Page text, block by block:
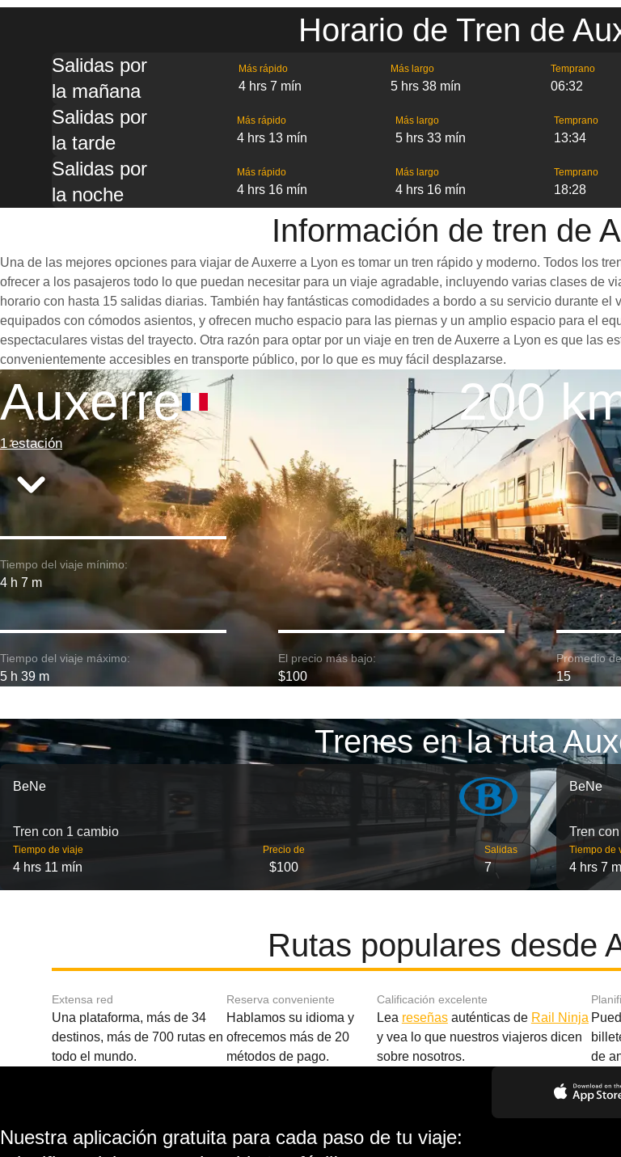
Horario de Tren de
Salidas por
la mañana
Más rápido
4 hrs 7 mín
Más largo
5 hrs 38 mín
Temprano
06:32
Salidas por
la tarde
Más rápido
4 hrs 13 mín
Más largo
5 hrs 33 mín
Temprano
13:34
Salidas por
la noche
Más rápido
4 hrs 16 mín
Más largo
4 hrs 16 mín
Temprano
18:28
Información de tren de
Una de las mejores opciones para viajar de Auxerre a Lyon es tomar un tren rápido y moderno. Todos los
ofrecer a los pasajeros todo lo que puedan necesitar para un viaje agradable, incluyendo varias clases de
horario con hasta 15 salidas diarias. También hay fantásticas comodidades a bordo a su servicio durante
equipados con cómodos asientos, y ofrecen mucho espacio para las piernas y un amplio espacio para el
espectaculares vistas del trayecto. Otra razón para optar por un viaje en tren de Auxerre a Lyon es que las
convenientemente accesibles en transporte público, por lo que es muy fácil desplazarse.
Auxerre
1 estación
200
Tiempo del viaje mínimo:
4 h 7 m
Tiempo del viaje máximo:
5 h 39 m
El precio más bajo:
$100
Promedio
15
Trenes en la ruta
BeNe
Tren con 1 cambio
Tiempo de viaje
4 hrs 11 mín
Precio de
$100
Salidas
7
BeNe
Tren
Tiempo de
4 hrs 7
Rutas populares desde
Extensa red
Una plataforma, más de 34
destinos, más de 700 rutas en
todo el mundo.
Reserva conveniente
Hablamos su idioma y
ofrecemos más de 20
métodos de pago.
Calificación excelente
Lea reseñasauténticas de Rail Ninja
y vea lo que nuestros viajeros dicen
sobre nosotros.
de
Nuestra aplicación gratuita para cada paso de tu viaje: